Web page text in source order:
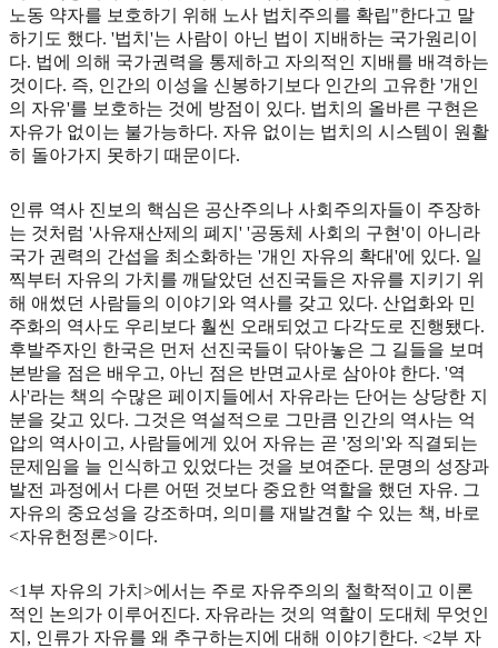
노동 약자를 보호하기 위해 노사 법치주의를 확립"한다고 말
하기도 했다. '법치'는 사람이 아닌 법이 지배하는 국가원리이
다. 법에 의해 국가권력을 통제하고 자의적인 지배를 배격하는
것이다. 즉, 인간의 이성을 신봉하기보다 인간의 고유한 '개인
의 자유'를 보호하는 것에 방점이 있다. 법치의 올바른 구현은
자유가 없이는 불가능하다. 자유 없이는 법치의 시스템이 원활
히 돌아가지 못하기 때문이다.
인류 역사 진보의 핵심은 공산주의나 사회주의자들이 주장하
는 것처럼 '사유재산제의 폐지' '공동체 사회의 구현'이 아니라
국가 권력의 간섭을 최소화하는 '개인 자유의 확대'에 있다. 일
찍부터 자유의 가치를 깨달았던 선진국들은 자유를 지키기 위
해 애썼던 사람들의 이야기와 역사를 갖고 있다. 산업화와 민
주화의 역사도 우리보다 훨씬 오래되었고 다각도로 진행됐다.
후발주자인 한국은 먼저 선진국들이 닦아놓은 그 길들을 보며
본받을 점은 배우고, 아닌 점은 반면교사로 삼아야 한다. '역
사'라는 책의 수많은 페이지들에서 자유라는 단어는 상당한 지
분을 갖고 있다. 그것은 역설적으로 그만큼 인간의 역사는 억
압의 역사이고, 사람들에게 있어 자유는 곧 '정의'와 직결되는
문제임을 늘 인식하고 있었다는 것을 보여준다. 문명의 성장과
발전 과정에서 다른 어떤 것보다 중요한 역할을 했던 자유. 그
자유의 중요성을 강조하며, 의미를 재발견할 수 있는 책, 바로
<자유헌정론>이다.
<1부 자유의 가치>에서는 주로 자유주의의 철학적이고 이론
적인 논의가 이루어진다. 자유라는 것의 역할이 도대체 무엇인
지, 인류가 자유를 왜 추구하는지에 대해 이야기한다. <2부 자